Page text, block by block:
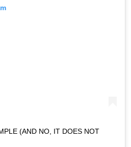
(AND NO, IT DOES NOT